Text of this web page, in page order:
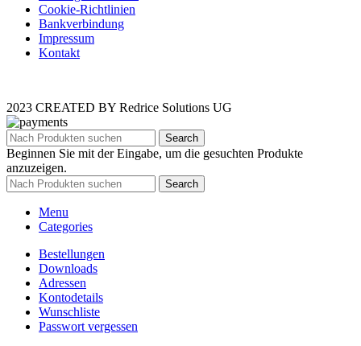
Cookie-Richtlinien
Bankverbindung
Impressum
Kontakt
2023 CREATED BY Redrice Solutions UG
Search
Beginnen Sie mit der Eingabe, um die gesuchten Produkte
anzuzeigen.
Search
Menu
Categories
Bestellungen
Downloads
Adressen
Kontodetails
Wunschliste
Passwort vergessen